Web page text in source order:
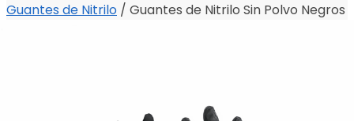
Guantes de Nitrilo / Guantes de Nitrilo Sin Polvo Negros